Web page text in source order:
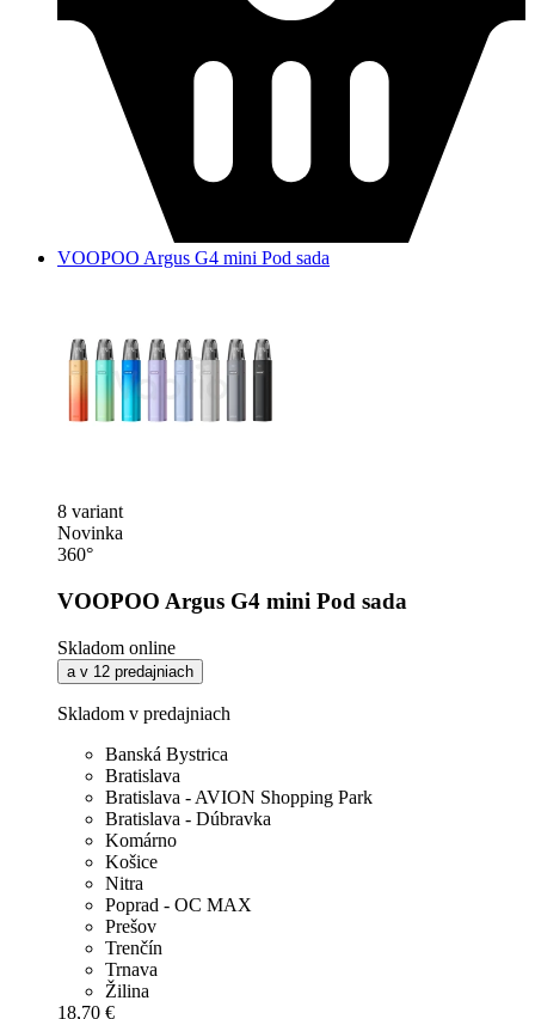
VOOPOO Argus G4 mini Pod sada
8 variant
Novinka
360°
VOOPOO Argus G4 mini Pod sada
Skladom online
a v 12 predajniach
Skladom v predajniach
Banská Bystrica
Bratislava
Bratislava - AVION Shopping Park
Bratislava - Dúbravka
Komárno
Košice
Nitra
Poprad - OC MAX
Prešov
Trenčín
Trnava
Žilina
18,70 €